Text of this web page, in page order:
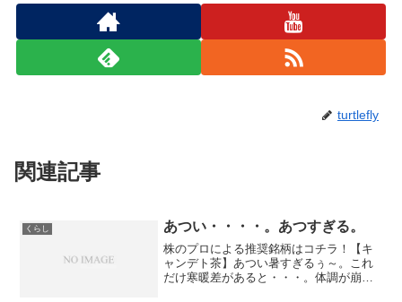
turtlefly
関連記事
くらし あつい・・・・。あつすぎる。
株のプロによる推奨銘柄はコチラ！【キ
ャンデト茶】あつい暑すぎるぅ～。これ
だけ寒暖差があると・・・。体調が崩れ